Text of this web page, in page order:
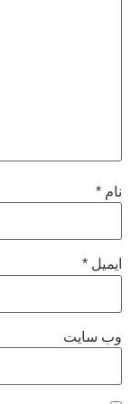
نام *
ایمیل *
وب‌ سایت